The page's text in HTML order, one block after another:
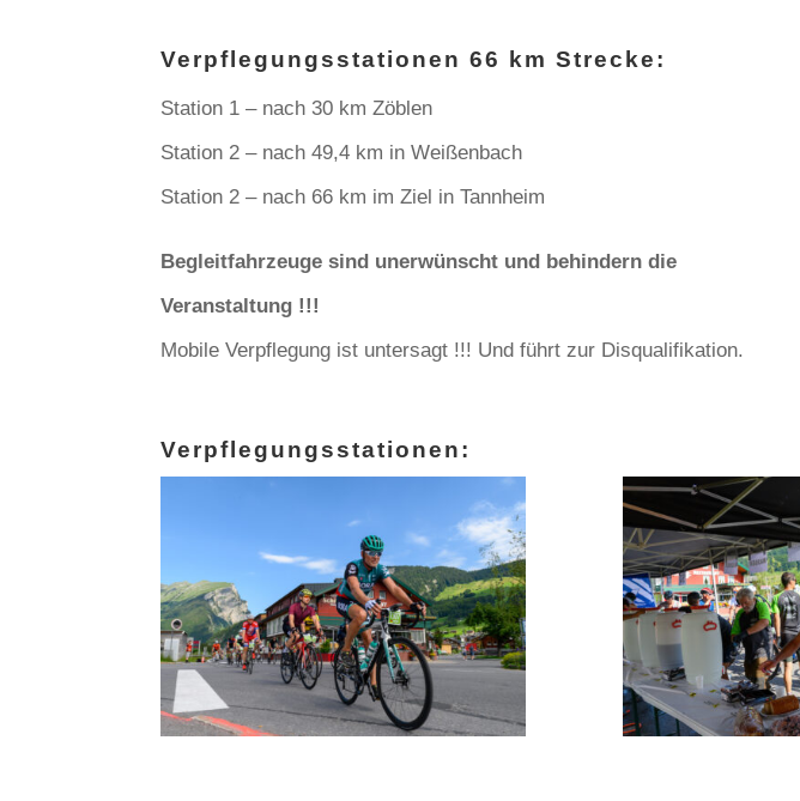
Verpflegungsstationen 66 km Strecke:
Station 1 – nach 30 km Zöblen
Station 2 – nach 49,4 km in Weißenbach
Station 2 – nach 66 km im Ziel in Tannheim
Begleitfahrzeuge sind unerwünscht und behindern die
Veranstaltung !!!
Mobile Verpflegung ist untersagt !!! Und führt zur Disqualifikation.
Verpflegungsstationen: